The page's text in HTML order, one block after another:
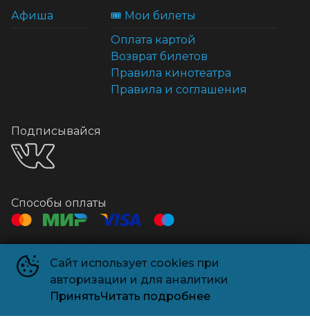
Сайт использует cookies при
авторизации и для аналитики
ПринятьЧитать подробнее
Афиша
🎟️ Мои билеты
Оплата картой
Возврат билетов
Правила кинотеатра
Правила и соглашения
Подписывайся
Способы оплаты
Контакты
Касса
+7 495 500-91-78
Администрация relizparkzel@mail.ru